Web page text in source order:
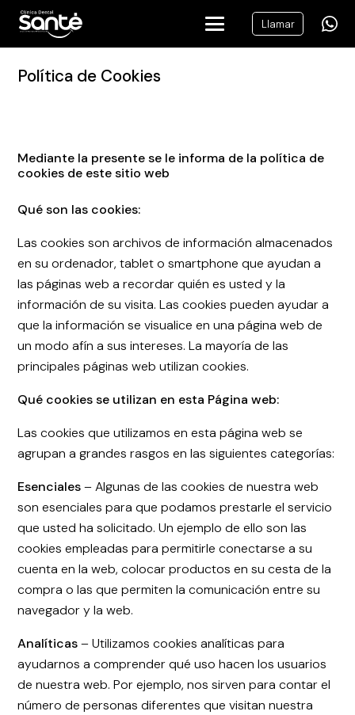
Llamar
Política de Cookies
Mediante la presente se le informa de la política de
cookies de este sitio web
Qué son las cookies:
Las cookies son archivos de información almacenados
en su ordenador, tablet o smartphone que ayudan a
las páginas web a recordar quién es usted y la
información de su visita. Las cookies pueden ayudar a
que la información se visualice en una página web de
un modo afín a sus intereses. La mayoría de las
principales páginas web utilizan cookies.
Qué cookies se utilizan en esta Página web:
Las cookies que utilizamos en esta página web se
agrupan a grandes rasgos en las siguientes categorías:
Esenciales– Algunas de las cookies de nuestra web
son esenciales para que podamos prestarle el servicio
que usted ha solicitado. Un ejemplo de ello son las
cookies empleadas para permitirle conectarse a su
cuenta en la web, colocar productos en su cesta de la
compra o las que permiten la comunicación entre su
navegador y la web.
Analíticas– Utilizamos cookies analíticas para
ayudarnos a comprender qué uso hacen los usuarios
de nuestra web. Por ejemplo, nos sirven para contar el
número de personas diferentes que visitan nuestra